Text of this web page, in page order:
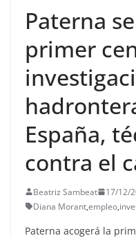
Paterna
primer
España,
contra el
Beatriz Sambeat 17/12/
Diana Morant,empleo,
Paterna acogerá la